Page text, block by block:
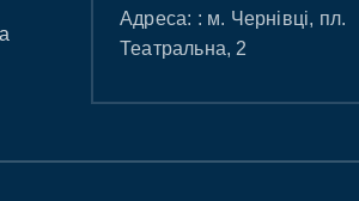
Адреса: : м. Чернівці, пл.
Театральна, 2